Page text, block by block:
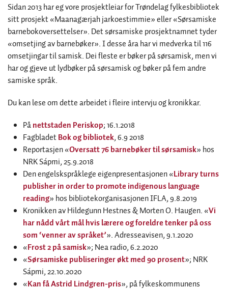
Sidan 2013 har eg vore prosjektleiar for Trøndelag fylkesbibliotek
sitt prosjekt «Maanagærjah jarkoestimmie» eller «Sørsamiske
barnebokoversettelser». Det sørsamiske prosjektnamnet tyder
«omsetjing av barnebøker». I desse åra har vi medverka til 116
omsetjingar til samisk. Dei fleste er bøker på sørsamisk, men vi
har og gjeve ut lydbøker på sørsamisk og bøker på fem andre
samiske språk.
Du kan lese om dette arbeidet i fleire intervju og kronikkar.
Pånettstaden Periskop; 16.1.2018
FagbladetBok og bibliotek, 6.9 2018
Reportasjen «Oversatt 76 barnebøker til sørsamisk» hos
NRK Sápmi, 25.9.2018
Den engelskspråklege eigenpresentasjonen «Library turns
publisher in order to promote indigenous language
reading» hos bibliotekorganisasjonen IFLA, 9.8.2019
Kronikken av Hildegunn Hestnes & Morten O. Haugen. «Vi
har nådd vårt mål hvis lærere og foreldre tenker på oss
som ‘venner av språket’». Adresseavisen, 9.1.2020
«Frost 2 på samisk»; Nea radio, 6.2.2020
«Sørsamiske publiseringer økt med 90 prosent»; NRK
Sápmi, 22.10.2020
«Kan få Astrid Lindgren-pris», på fylkeskommunens